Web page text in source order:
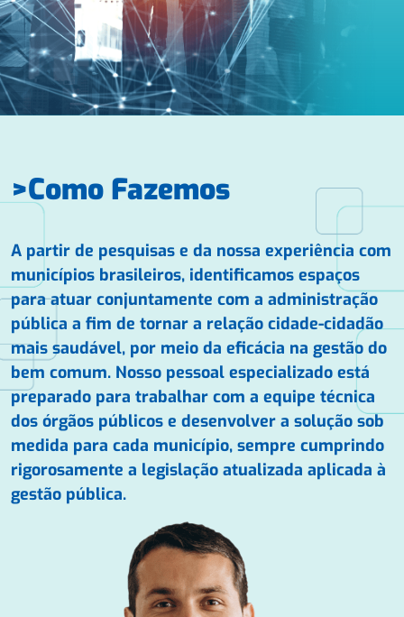
Como Fazemos
A partir de pesquisas e da nossa experiência com
municípios brasileiros, identificamos espaços
para atuar conjuntamente com a administração
pública a fim de tornar a relação cidade-cidadão
mais saudável, por meio da eficácia na gestão do
bem comum. Nosso pessoal especializado está
preparado para trabalhar com a equipe técnica
dos órgãos públicos e desenvolver a solução sob
medida para cada município, sempre cumprindo
rigorosamente a legislação atualizada aplicada à
gestão pública.